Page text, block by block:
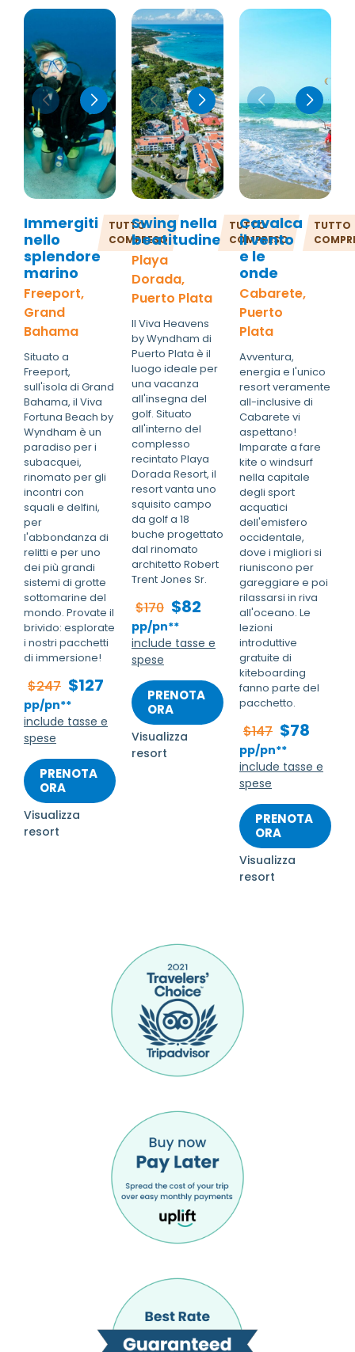
Immergiti
nello
splendore
marino
Freeport,
Grand
Bahama
TUTTO
COMPRESO
Situato a
Freeport,
sull'isola di Grand
Bahama, il Viva
Fortuna Beach by
Wyndham è un
paradiso per i
subacquei,
rinomato per gli
incontri con
squali e delfini,
per
l'abbondanza di
relitti e per uno
dei più grandi
sistemi di grotte
sottomarine del
mondo. Provate il
brivido: esplorate
i nostri pacchetti
di immersione!
$247 $127
pp/pn**
include tasse e
spese
PRENOTA
ORA
Visualizza
resort
Swing nella
beatitudine
Playa
Dorada,
Puerto Plata
TUTTO
COMPRESO
Il Viva Heavens
by Wyndham di
Puerto Plata è il
luogo ideale per
una vacanza
all'insegna del
golf. Situato
all'interno del
complesso
recintato Playa
Dorada Resort, il
resort vanta uno
squisito campo
da golf a 18
buche progettato
dal rinomato
architetto Robert
Trent Jones Sr.
$170 $82
pp/pn**
include tasse e
spese
PRENOTA
ORA
Visualizza
resort
Cavalca
il vento
e le
onde
Cabarete,
Puerto
Plata
TUTTO
Avventura,
energia e l'unico
resort veramente
all-inclusive di
Cabarete vi
aspettano!
Imparate a fare
kite o windsurf
nella capitale
degli sport
acquatici
dell'emisfero
occidentale,
dove i migliori si
riuniscono per
gareggiare e poi
rilassarsi in riva
all'oceano. Le
lezioni
introduttive
gratuite di
kiteboarding
fanno parte del
pacchetto.
$147 $78
pp/pn**
include tasse e
spese
PRENOTA
ORA
Visualizza
resort